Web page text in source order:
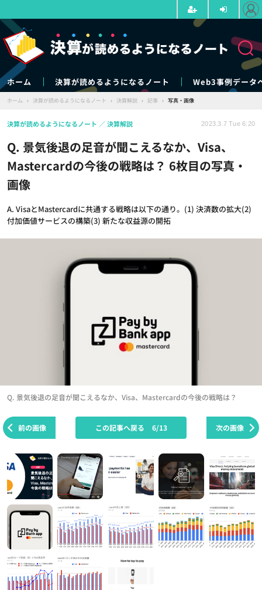
ホーム 決算が読めるようになるノート Web3事例データ
ホーム › 決算が読めるようになるノート › 決算解説 › 記事 › 写真・画像
Q. 景気後退の足音が聞こえるなか、Visa、
Mastercardの今後の戦略は？ 6枚目の写真・
画像
A. VisaとMastercardに共通する戦略は以下の通り。(1) 決済数の拡大(2)
付加価値サービスの構築(3) 新たな収益源の開拓
決算が読めるようになるノート 決算解説 2023.3.7 Tue 6:20
Q. 景気後退の足音が聞こえるなか、Visa、Mastercardの今後の戦略は？
前の画像 次の画像
この記事へ戻る 6/13